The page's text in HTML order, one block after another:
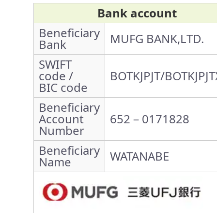
Bank account
Beneficiary
Bank
MUFG BANK,LTD.
SWIFT
code /
BIC code
BOTKJPJT/
Beneficiary
Account
Number
652－0171828
Beneficiary
Name WATANABE